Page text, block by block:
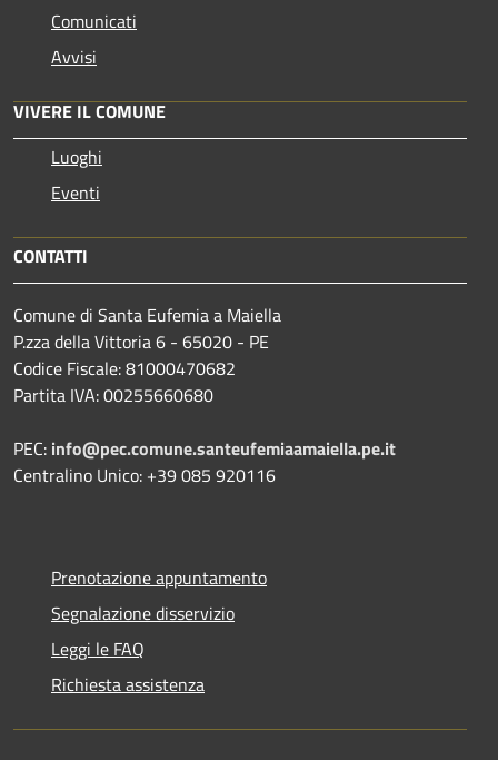
Comunicati
Avvisi
VIVERE IL COMUNE
Luoghi
Eventi
CONTATTI
Comune di Santa Eufemia a Maiella
P.zza della Vittoria 6 - 65020 - PE
Codice Fiscale: 81000470682
Partita IVA: 00255660680
PEC: info@pec.comune.santeufemiaamaiella.pe.it
Centralino Unico: +39 085 920116
Prenotazione appuntamento
Segnalazione disservizio
Leggi le FAQ
Richiesta assistenza